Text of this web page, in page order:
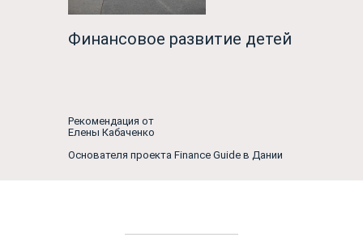
Финансовое развитие детей
Рекомендация от
Елены Кабаченко
Основателя проекта Finance Guide в Дании